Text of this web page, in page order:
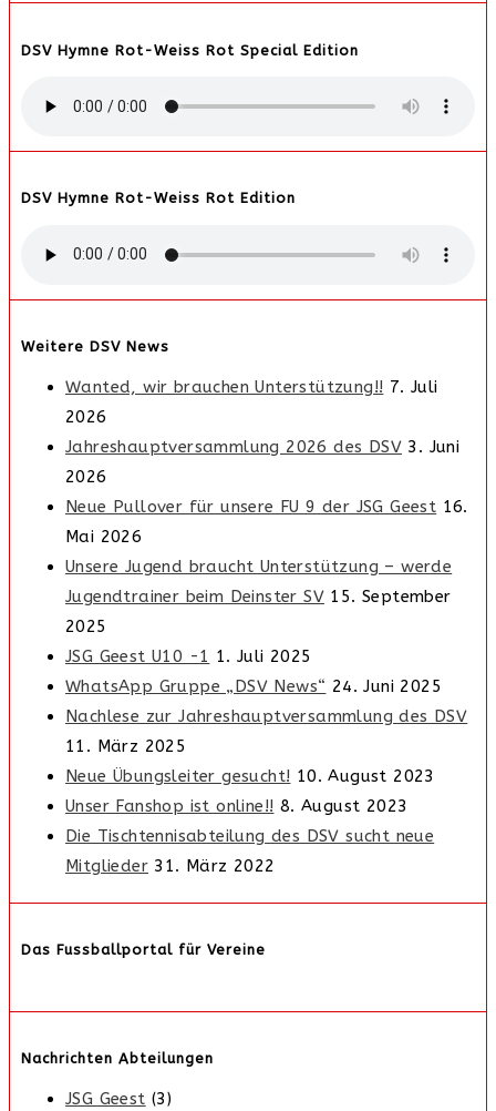
DSV Hymne Rot-Weiss Rot Special Edition
DSV Hymne Rot-Weiss Rot Edition
Weitere DSV News
Wanted, wir brauchen Unterstützung!! 7. Juli
2026
Jahreshauptversammlung 2026 des DSV 3. Juni
2026
Neue Pullover für unsere FU 9 der JSG Geest 16.
Mai 2026
Unsere Jugend braucht Unterstützung – werde
Jugendtrainer beim Deinster SV 15. September
2025
JSG Geest U10 -1 1. Juli 2025
WhatsApp Gruppe „DSV News“ 24. Juni 2025
Nachlese zur Jahreshauptversammlung des DSV
11. März 2025
Neue Übungsleiter gesucht! 10. August 2023
Unser Fanshop ist online!! 8. August 2023
Die Tischtennisabteilung des DSV sucht neue
Mitglieder 31. März 2022
Das Fussballportal für Vereine
Nachrichten Abteilungen
JSG Geest (3)